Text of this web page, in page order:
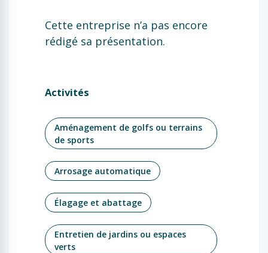
Cette entreprise n’a pas encore
rédigé sa présentation.
Activités
Aménagement de golfs ou terrains
de sports
Arrosage automatique
Élagage et abattage
Entretien de jardins ou espaces
verts